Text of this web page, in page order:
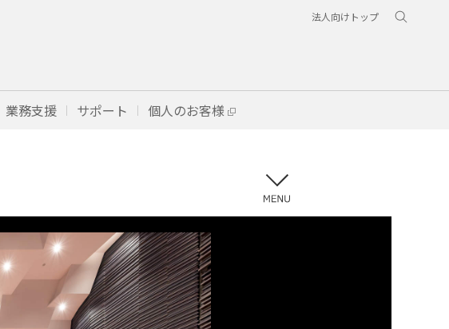
法人向けトップ
業務支援 サポート 個人のお客様